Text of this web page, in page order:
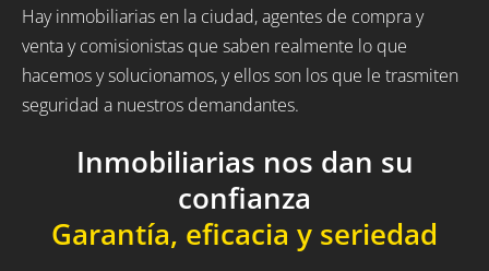
Hay inmobiliarias en la ciudad, agentes de compra y
venta y comisionistas que saben realmente lo que
hacemos y solucionamos, y ellos son los que le trasmiten
seguridad a nuestros demandantes.
Inmobiliarias nos dan su
confianza
Garantía, eficacia y seriedad